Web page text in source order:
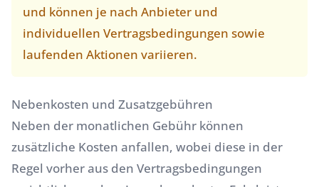
und können je nach Anbieter und
individuellen Vertragsbedingungen sowie
laufenden Aktionen variieren.
Nebenkosten und Zusatzgebühren
Neben der monatlichen Gebühr können
zusätzliche Kosten anfallen, wobei diese in der
Regel vorher aus den Vertragsbedingungen